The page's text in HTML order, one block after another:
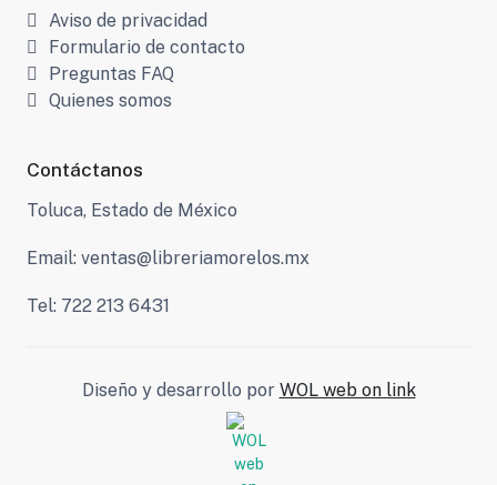
Aviso de privacidad
Formulario de contacto
Preguntas FAQ
Quienes somos
Contáctanos
Toluca, Estado de México
Email: ventas@libreriamorelos.mx
Tel: 722 213 6431
Diseño y desarrollo por WOL web on link